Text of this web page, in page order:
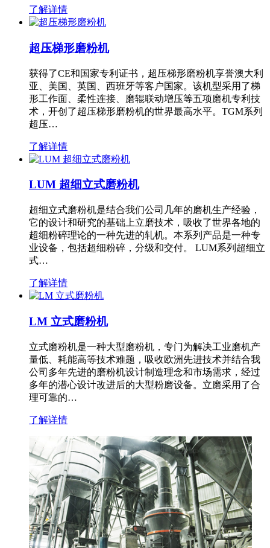
了解详情
超压梯形磨粉机
获得了CE和国家专利证书，超压梯形磨粉机享誉澳大利
亚、美国、英国、西班牙等客户国家。该机型采用了梯
形工作面、柔性连接、磨辊联动增压等五项磨机专利技
术，开创了超压梯形磨粉机的世界最高水平。TGM系列
超压…
了解详情
LUM 超细立式磨粉机
超细立式磨粉机是结合我们公司几年的磨机生产经验，
它的设计和研究的基础上立磨技术，吸收了世界各地的
超细粉碎理论的一种先进的轧机。本系列产品是一种专
业设备，包括超细粉碎，分级和交付。 LUM系列超细立
式…
了解详情
LM 立式磨粉机
立式磨粉机是一种大型磨粉机，专门为解决工业磨机产
量低、耗能高等技术难题，吸收欧洲先进技术并结合我
公司多年先进的磨粉机设计制造理念和市场需求，经过
多年的潜心设计改进后的大型粉磨设备。立磨采用了合
理可靠的…
了解详情